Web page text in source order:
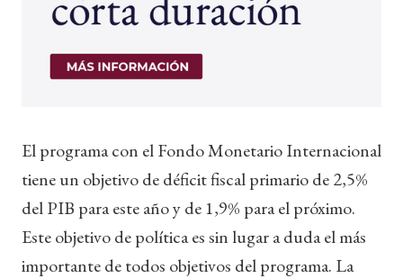
El programa con el Fondo Monetario Internacional
tiene un objetivo de déficit fiscal primario de 2,5%
del PIB para este año y de 1,9% para el próximo.
Este objetivo de política es sin lugar a duda el más
importante de todos objetivos del programa. La